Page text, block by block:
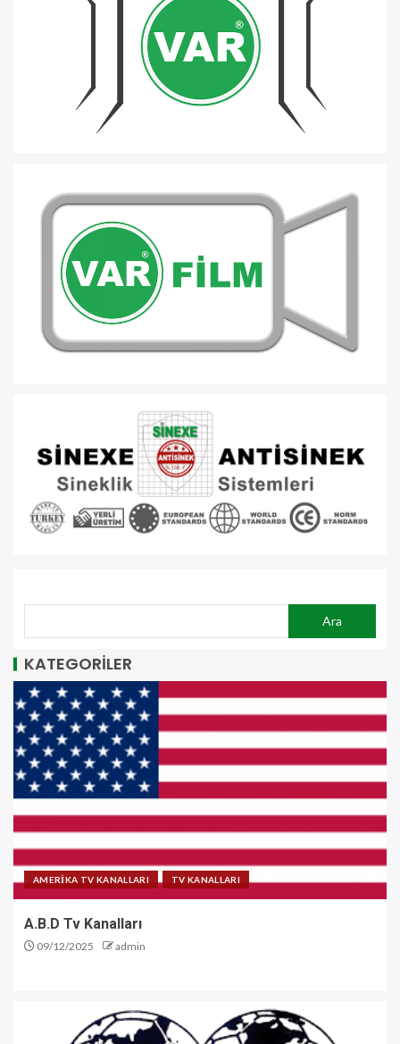
Ara
KATEGORİLER
AMERİKA TV KANALLARI TV KANALLARI
A.B.D Tv Kanalları
09/12/2025 admin